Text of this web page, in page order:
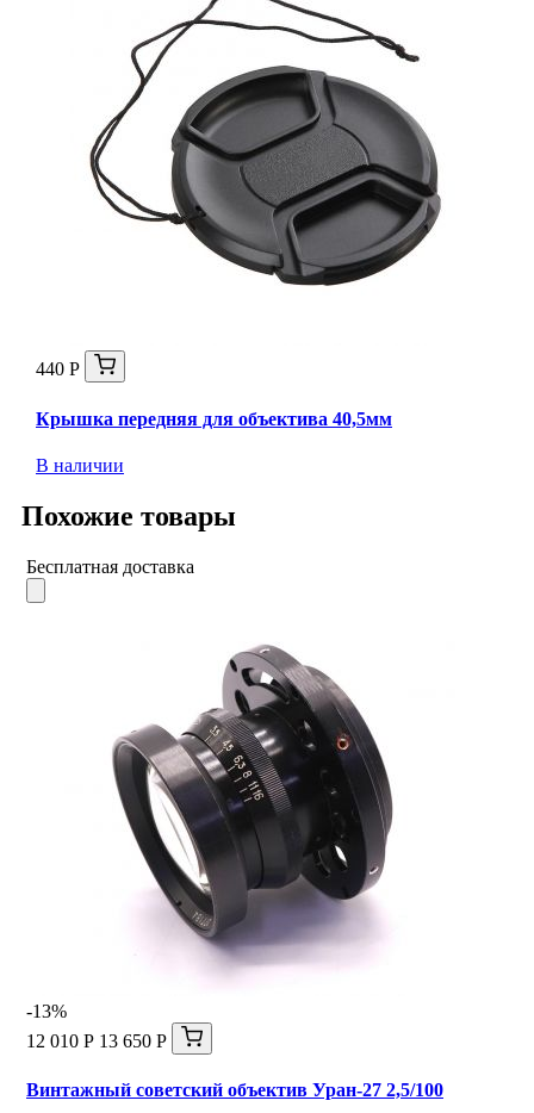
440 Р
Крышка передняя для объектива 40,5мм
В наличии
Похожие товары
Бесплатная доставка
-13%
12 010 Р 13 650 Р
Винтажный советский объектив Уран-27 2,5/100